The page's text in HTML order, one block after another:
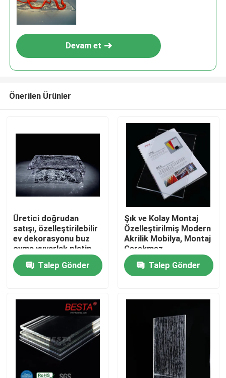
Evde
videolar
Bizim Hakkımızda
Devam et
Önerilen Ürünler
Üretici doğrudan
satışı, özelleştirilebilir
ev dekorasyonu buz
oyma yuvarlak platin
kristal sehpa
Talep Gönder
Şık ve Kolay Montaj
Özelleştirilmiş Modern
Akrilik Mobilya, Montaj
Gerekmez
Özelleştirilebilir
RenklerTalep Gönder